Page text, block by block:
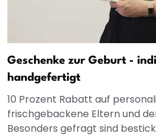
Geschenke zur Geburt -
handgefertigt
10 Prozent Rabatt auf
frischgebackene Eltern und
Besonders gefragt sind